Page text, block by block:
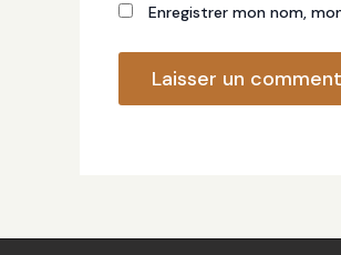
Enregistrer mon nom,